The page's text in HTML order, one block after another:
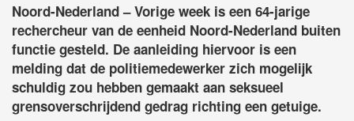
Noord-Nederland – Vorige week is een 64-jarige
rechercheur van de eenheid Noord-Nederland buiten
functie gesteld. De aanleiding hiervoor is een
melding dat de politiemedewerker zich mogelijk
schuldig zou hebben gemaakt aan seksueel
grensoverschrijdend gedrag richting een getuige.